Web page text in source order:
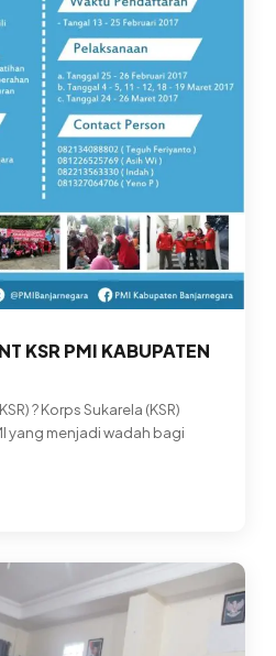
KSR PMI KABUPATEN
? Korps Sukarela (KSR)
yang menjadi wadah bagi